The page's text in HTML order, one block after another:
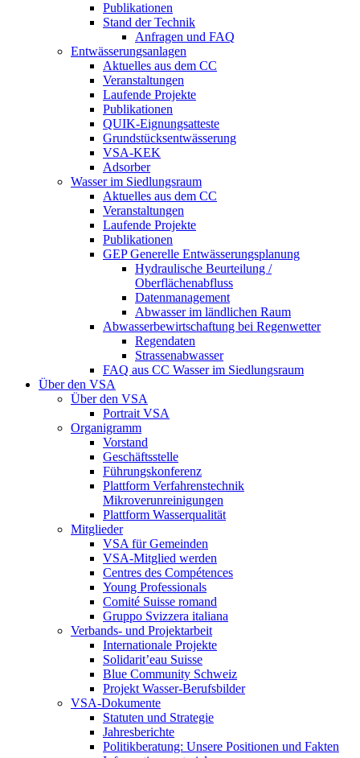
Publikationen
Stand der Technik
Anfragen und FAQ
Entwässerungsanlagen
Aktuelles aus dem CC
Veranstaltungen
Laufende Projekte
Publikationen
QUIK-Eignungsatteste
Grundstücksentwässerung
VSA-KEK
Adsorber
Wasser im Siedlungsraum
Aktuelles aus dem CC
Veranstaltungen
Laufende Projekte
Publikationen
GEP Generelle Entwässerungsplanung
Hydraulische Beurteilung /
Oberflächenabfluss
Datenmanagement
Abwasser im ländlichen Raum
Abwasserbewirtschaftung bei Regenwetter
Regendaten
Strassenabwasser
FAQ aus CC Wasser im Siedlungsraum
Über den VSA
Über den VSA
Portrait VSA
Organigramm
Vorstand
Geschäftsstelle
Führungskonferenz
Plattform Verfahrenstechnik
Mikroverunreinigungen
Plattform Wasserqualität
Mitglieder
VSA für Gemeinden
VSA-Mitglied werden
Centres des Compétences
Young Professionals
Comité Suisse romand
Gruppo Svizzera italiana
Verbands- und Projektarbeit
Internationale Projekte
Solidarit’eau Suisse
Blue Community Schweiz
Projekt Wasser-Berufsbilder
VSA-Dokumente
Statuten und Strategie
Jahresberichte
Politikberatung: Unsere Positionen und Fakten